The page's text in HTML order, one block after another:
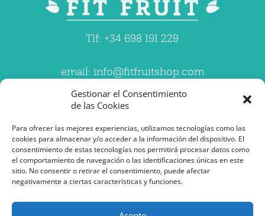
Gestionar el Consentimiento
de las Cookies
Para ofrecer las mejores experiencias, utilizamos tecnologías como las
cookies para almacenar y/o acceder a la información del dispositivo. El
consentimiento de estas tecnologías nos permitirá procesar datos como
el comportamiento de navegación o las identificaciones únicas en este
sitio. No consentir o retirar el consentimiento, puede afectar
negativamente a ciertas características y funciones.
Tlf: +34 698 191 229
email: info@fitfruitshop.com
CONDICIONES DE COMPRA
AVISO LEGAL
POLÍTICA DE PRIVACIDAD